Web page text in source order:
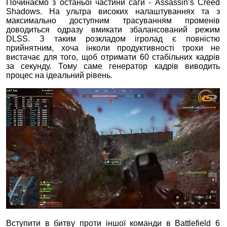
Починаємо з останьої частини саги - Assassin’s Creed
Shadows. На ультра високих налаштуваннях та з
максимально доступним трасуванням променів
доводиться одразу вмикати збалансований режим
DLSS. З таким розкладом ігролад є повністю
прийнятним, хоча інколи продуктивності трохи не
вистачає для того, щоб отримати 60 стабільних кадрів
за секунду. Тому саме генератор кадрів виводить
процес на ідеальний рівень.
Вступити в битву проти іншої команди в Battlefield 6